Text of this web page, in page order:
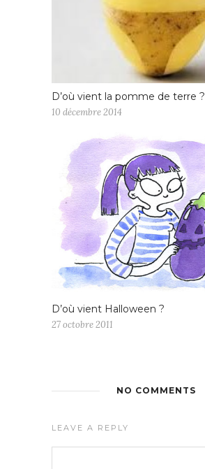
D’où vient la pomme de terre ?
10 décembre 2014
D’où vient Halloween ?
27 octobre 2011
NO COMMENTS
LEAVE A REPLY